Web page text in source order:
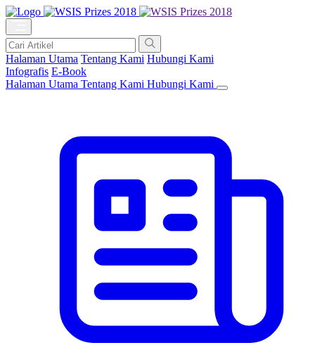
Halaman Utama Tentang Kami Hubungi Kami
Infografis E-Book
Halaman Utama Tentang Kami Hubungi Kami